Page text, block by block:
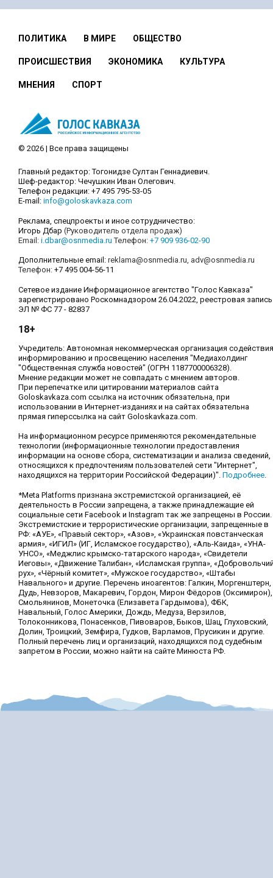
ПОЛИТИКА В МИРЕ ОБЩЕСТВО
ПРОИСШЕСТВИЯ ЭКОНОМИКА КУЛЬТУРА
МНЕНИЯ СПОРТ
© 2026 | Все права защищены
Главный редактор: Тогонидзе Султан Геннадиевич.
Шеф-редактор: Чечушкин Иван Олегович.
Телефон редакции: +7 495 795-53-05
E-mail: info@goloskavkaza.com
Реклама, спецпроекты и иное сотрудничество:
Игорь Дбар (Руководитель отдела продаж)
Email: i.dbar@osnmedia.ru Телефон: +7 909 936-02-90
Дополнительные email: reklama@osnmedia.ru, adv@osnmedia.ru
Телефон: +7 495 004-56-11
Сетевое издание Информационное агентство "Голос Кавказа"
зарегистрировано Роскомнадзором 26.04.2022, реестровая запись
ЭЛ № ФС 77 - 82837
18+
Учредитель: Автономная некоммерческая организация содействия
информированию и просвещению населения "Медиахолдинг
"Общественная служба новостей" (ОГРН 1187700006328).
Мнение редакции может не совпадать с мнением авторов.
При перепечатке или цитировании материалов сайта
Goloskavkaza.com ссылка на источник обязательна, при
использовании в Интернет-изданиях и на сайтах обязательна
прямая гиперссылка на сайт Goloskavkaza.com.
На информационном ресурсе применяются рекомендательные
технологии (информационные технологии предоставления
информации на основе сбора, систематизации и анализа сведений,
относящихся к предпочтениям пользователей сети "Интернет",
находящихся на территории Российской Федерации)". Подробнее.
*Meta Platforms признана экстремистской организацией, её
деятельность в России запрещена, а также принадлежащие ей
социальные сети Facebook и Instagram так же запрещены в России.
Экстремистские и террористические организации, запрещенные в
РФ: «АУЕ», «Правый сектор», «Азов», «Украинская повстанческая
армия», «ИГИЛ» (ИГ, Исламское государство), «Аль-Каида», «УНА-
УНСО», «Меджлис крымско-татарского народа», «Свидетели
Иеговы», «Движение Талибан», «Исламская группа»,
рух», «Чёрный комитет», «Мужское государство», «Штабы
Навального» и другие. Перечень иноагентов: Галкин, Моргенштерн,
Дудь, Невзоров, Макаревич, Гордон, Мирон Фёдоров (Оксимирон),
Смольянинов, Монеточка (Елизавета Гардымова), ФБК,
Навальный, Голос Америки, Дождь, Медуза, Верзилов,
Толоконникова, Понасенков, Пивоваров, Быков, Шац, Глуховский,
Долин, Троицкий, Земфира, Гудков, Варламов, Прусикин и другие.
Полный перечень лиц и организаций, находящихся под судебным
запретом в России, можно найти на сайте Минюста РФ.